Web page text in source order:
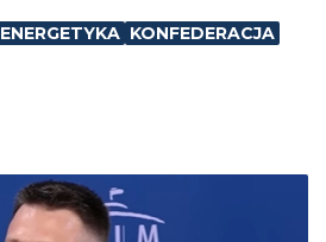
ENERGETYKA KONFEDERACJA